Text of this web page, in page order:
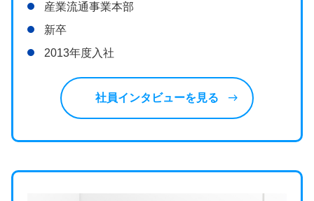
産業流通事業本部
新卒
2013年度入社
社員インタビューを見る east